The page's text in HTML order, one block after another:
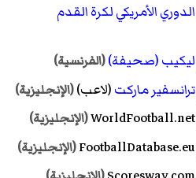
الدوري الأمريكي لكرة القدم
ليكيب (صحيفة)(الفرنسية)
ترانسفير ماركت(لاعب)(الإنجليزية)
(الإنجليزية)
(الإنجليزية)